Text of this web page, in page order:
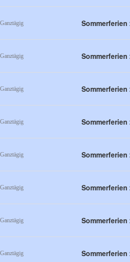
Ganztägig Sommerferien
Ganztägig Sommerferien
Ganztägig Sommerferien
Ganztägig Sommerferien
Ganztägig Sommerferien
Ganztägig Sommerferien
Ganztägig Sommerferien
Ganztägig Sommerferien